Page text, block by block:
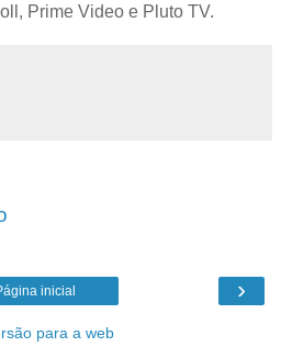
Prime Video e Pluto TV.
›
inicial
para a web